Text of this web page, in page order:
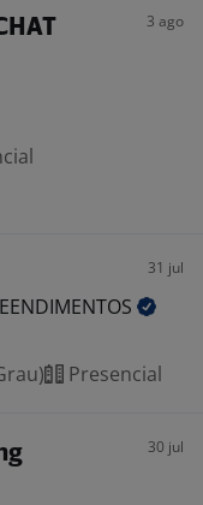
3 ago
31 jul
Presencial
30 jul